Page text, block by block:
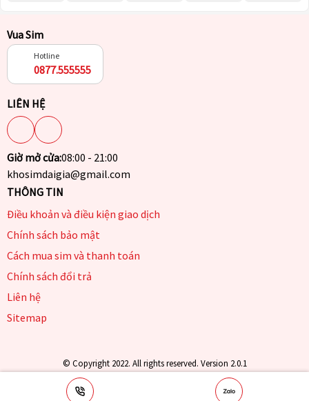
Vua Sim
Hotline
0877.555555
LIÊN HỆ
Giờ mở cửa:08:00 - 21:00
khosimdaigia@gmail.com
THÔNG TIN
Điều khoản và điều kiện giao dịch
Chính sách bảo mật
Cách mua sim và thanh toán
Chính sách đổi trả
Liên hệ
Sitemap
© Copyright 2022. All rights reserved. Version 2.0.1